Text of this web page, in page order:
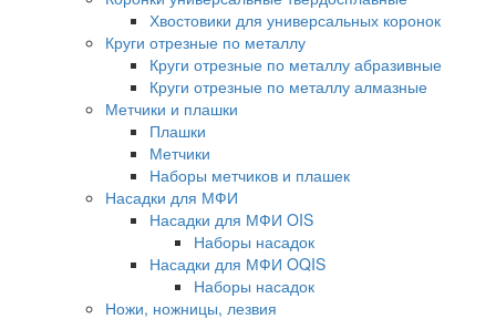
Хвостовики для универсальных коронок
Круги отрезные по металлу
Круги отрезные по металлу абразивные
Круги отрезные по металлу алмазные
Метчики и плашки
Плашки
Метчики
Наборы метчиков и плашек
Насадки для МФИ
Насадки для МФИ OIS
Наборы насадок
Насадки для МФИ OQIS
Наборы насадок
Ножи, ножницы, лезвия